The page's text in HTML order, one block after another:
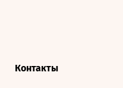
Контакты